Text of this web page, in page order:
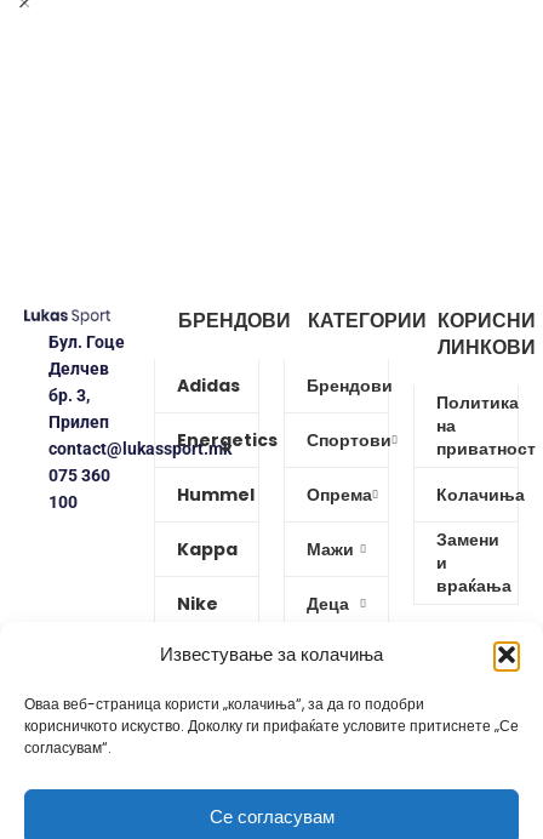
Известување за колачиња
Оваа веб-страница користи „колачиња“, за да го подобри
корисничкото искуство. Доколку ги прифаќате условите притиснете „Се
согласувам“.
Се согласувам
Бул. Гоце
Делчев
бр. 3,
Прилеп
contact@lukassport.mk
075 360
100
БРЕНДОВИ
Adidas
Energetics
Hummel
Kappa
Nike
Protouch
Puma
КАТЕГОРИИ
Брендови
Спортови
Опрема
Мажи
Деца
Жени
КОРИСНИ
ЛИНКОВИ
Политика
на
приватност
Колачиња
Замени
и
враќања